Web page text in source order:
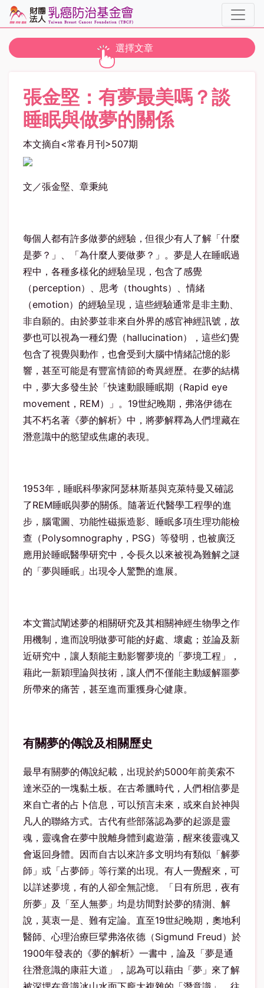
toggle navigation
選擇文章
張金堅：有夢最美嗎？談
睡眠與做夢的關係
本文摘自<常春月刊>507期
文／張金堅、章秉純
每個人都有許多做夢的經驗，但很少有人了解「什麼
是夢？」、「為什麼人要做夢？」。夢是人在睡眠過
程中，各種多樣化的經驗呈現，包含了感覺
（perception）、思考（thoughts）、情緒
（emotion）的經驗呈現，這些經驗通常是非主動、
非自願的。由於夢並非來自外界的感官神經訊號，故
夢也可以視為一種幻覺（hallucination），這些幻覺
包含了視覺與動作，也會受到大腦中情緒記憶的影
響，甚至可能是有豐富情節的奇異經歷。在夢的結構
中，夢大多發生於「快速動眼睡眠期（Rapid eye
movement，REM）」。19世紀晚期，弗洛伊德在
其不朽名著《夢的解析》中，將夢解釋為人們埋藏在
潛意識中的慾望或焦慮的表現。
1953年，睡眠科學家阿瑟林斯基與克萊特曼又確認
了REM睡眠與夢的關係。隨著近代醫學工程學的進
步，腦電圖、功能性磁振造影、睡眠多項生理功能檢
查（Polysomnography，PSG）等發明，也被廣泛
應用於睡眠醫學研究中，令長久以來被視為難解之謎
的「夢與睡眠」出現令人驚艷的進展。
本文嘗試闡述夢的相關研究及其相關神經生物學之作
用機制，進而說明做夢可能的好處、壞處；並論及新
近研究中，讓人類能主動影響夢境的「夢境工程」，
藉此一新穎理論與技術，讓人們不僅能主動緩解噩夢
所帶來的痛苦，甚至進而重獲身心健康。
有關夢的傳說及相關歷史
最早有關夢的傳說紀載，出現於約5000年前美索不
達米亞的一塊黏土板。在古希臘時代，人們相信夢是
來自亡者的占卜信息，可以預言未來，或來自於神與
凡人的聯絡方式。古代有些部落認為夢的起源是靈
魂，靈魂會在夢中脫離身體到處遊蕩，醒來後靈魂又
會返回身體。因而自古以來許多文明均有類似「解夢
師」或「占夢師」等行業的出現。有人一覺醒來，可
以詳述夢境，有的人卻全無記憶。「日有所思，夜有
所夢」及「至人無夢」均是坊間對於夢的猜測、解
說，莫衷一是、難有定論。直至19世紀晚期，奧地利
醫師、心理治療巨擘弗洛依德（Sigmund Freud）於
1900年發表的《夢的解析》一書中，論及「夢是通
往潛意識的康莊大道」，認為可以藉由「夢」來了解